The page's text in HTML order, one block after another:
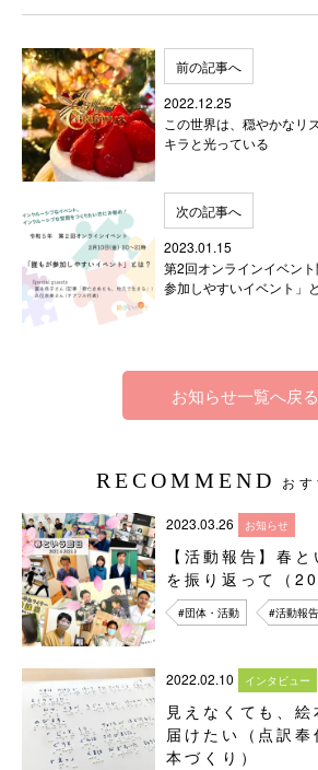
前の記事へ
2022.12.25
この世界は、穏やかなリ
キラと光っている
次の記事へ
2023.01.15
第2回オンラインイベン
参加しやすいイベント」
お知らせ一覧へ戻る
RECOMMEND お
2023.03.26 お知らせ
【活動報告】春
を振り返って（
#団体・活動 #活動報告
2022.02.10 インタビュー
見えなくても、
届けたい（点訳
本づくり）